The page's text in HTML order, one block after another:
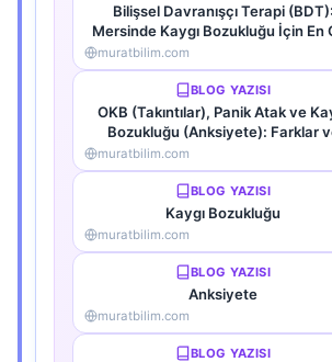
Bilişsel Davranışçı Terapi (BDT):
Mersinde Kaygı Bozukluğu İçin En
Tercih Edilen Yöntem
muratbilim.com
BLOG YAZISI
OKB (Takıntılar), Panik Atak ve
Bozukluğu (Anksiyete): Farklar
Benzerlikler
muratbilim.com
BLOG YAZISI
Kaygı Bozukluğu
muratbilim.com
BLOG YAZISI
Anksiyete
muratbilim.com
BLOG YAZISI